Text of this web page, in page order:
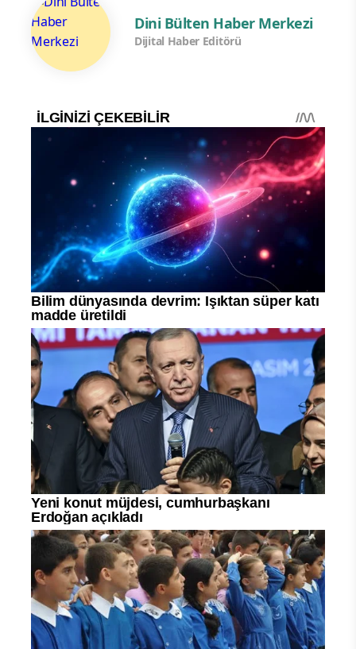
Dini Bülten Haber Merkezi
Dijital Haber Editörü